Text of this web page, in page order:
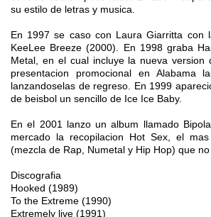
su estilo de letras y musica.
En 1997 se caso con Laura Giarritta
KeeLee Breeze (2000). En 1998 graba
Metal, en el cual incluye la nueva
presentacion promocional en
lanzandoselas de regreso. En 1999
de beisbol un sencillo de Ice Ice Baby.
En el 2001 lanzo un album llamado
mercado la recopilacion Hot Sex, el
(mezcla de Rap, Numetal y Hip Hop) que
Discografia
Hooked (1989)
To the Extreme (1990)
Extremely live (1991)